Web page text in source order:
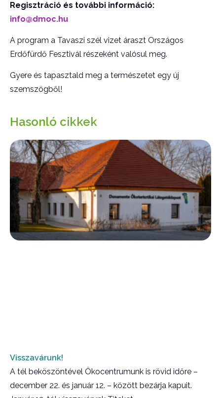
Regisztráció és további információ:
info@dmoc.hu
A program a Tavaszi szél vizet áraszt Országos
Erdőfürdő Fesztivál részeként valósul meg.
Gyere és tapasztald meg a természetet egy új
szemszögből!
Hasonló cikkek
Visszavárunk!
A tél beköszöntével Ökocentrumunk is rövid időre –
december 22. és január 12. – között bezárja kapuit.